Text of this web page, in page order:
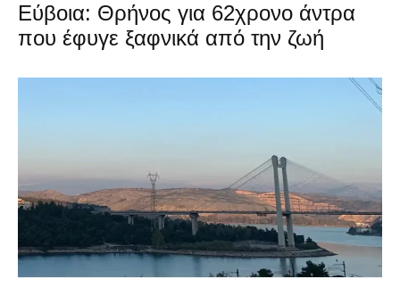
Εύβοια: Θρήνος για 62χρονο άντρα
που έφυγε ξαφνικά από την ζωή